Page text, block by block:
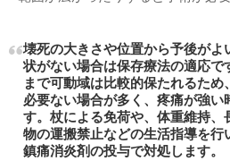
壊死の大きさや位置から予後がよ
状がない場合は保存療法の適応で
まで可動域は比較的保たれるた
必要ない場合が多く、疼痛が強い
す。杖による免荷や、体重維持、
物の運搬禁止などの生活指導を行
鎮痛消炎剤の投与で対処します。